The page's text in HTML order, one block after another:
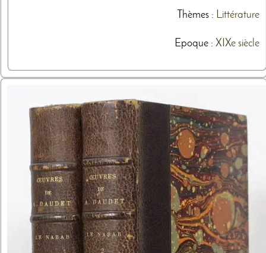
Thèmes: Littérature
Epoque : XIXe siècle